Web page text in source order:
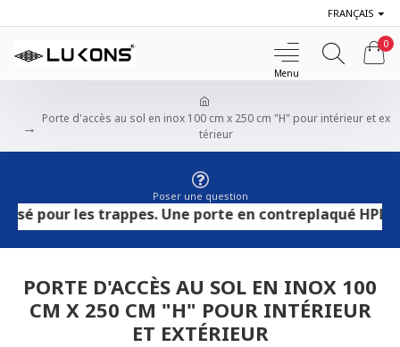
FRANÇAIS
0
Porte d'accès au sol en inox 100 cm x 250 cm "H" pour intérieur et ex
térieur
Poser une question
les trappes. Une porte en contreplaqué HPL
PORTE D'ACCÈS AU SOL EN INOX 100
CM X 250 CM "H" POUR INTÉRIEUR
ET EXTÉRIEUR